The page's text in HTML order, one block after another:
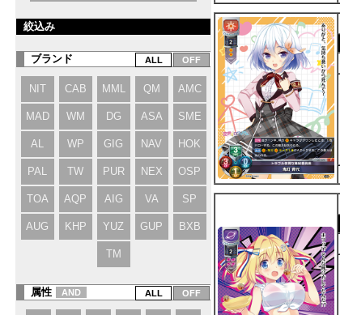
絞込み
ブランド
NIT CAB MML QM AMC
MAD WM DG ASA SME
AL WP GIG NAV HOK
PAL TW PUR NEX OSP
TOA AQP AIG VA SP
AUG KHP YUZ GUP BXB
TM
属性 AND